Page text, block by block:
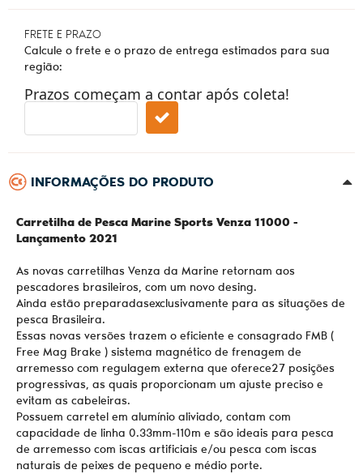
FRETE E PRAZO
Calcule o frete e o prazo de entrega estimados para sua
região:
Prazos começam a contar após coleta!
INFORMAÇÕES DO PRODUTO
Carretilha de Pesca Marine Sports Venza 11000 -
Lançamento 2021
As novas carretilhas Venza da Marine retornam aos
pescadores brasileiros, com um novo desing.
Ainda estão preparadasexclusivamente para as situações de
pesca Brasileira.
Essas novas versões trazem o eficiente e consagrado FMB (
Free Mag Brake ) sistema magnético de frenagem de
arremesso com regulagem externa que oferece27 posições
progressivas, as quais proporcionam um ajuste preciso e
evitam as cabeleiras.
Possuem carretel em alumínio aliviado, contam com
capacidade de linha 0.33mm-110m e são ideais para pesca
de arremesso com iscas artificiais e/ou pesca com iscas
naturais de peixes de pequeno e médio porte.